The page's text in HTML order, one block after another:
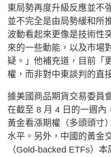
東局勢再度升級反應並不
並不完全是由局勢緩和所
波動看起來更像是技術性
來的一些動能，以及市場
疑。」他補充道，目前「
權，而非對中東談判的直
據美國商品期貨交易委員
在截至 8 月 4 日的一週內
黃金看漲期權（多頭頭寸
水平。另外，中國的黃金
（Gold-backed ETFs）